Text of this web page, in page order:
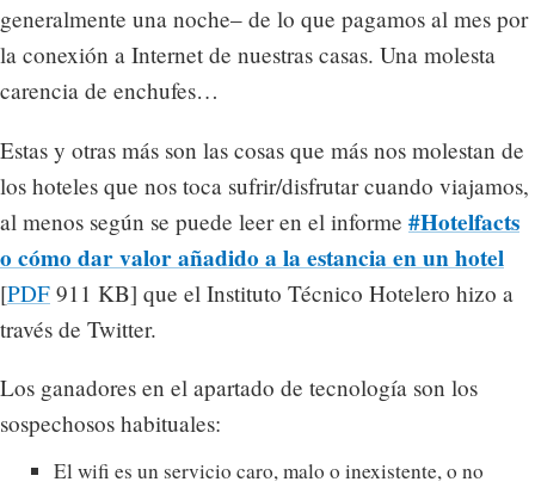
generalmente una noche– de lo que pagamos al mes por
la conexión a Internet de nuestras casas. Una molesta
carencia de enchufes…
Estas y otras más son las cosas que más nos molestan de
los hoteles que nos toca sufrir/disfrutar cuando viajamos,
al menos según se puede leer en el informe #Hotelfacts
o cómo dar valor añadido a la estancia en un hotel
[PDF 911 KB] que el Instituto Técnico Hotelero hizo a
través de Twitter.
Los ganadores en el apartado de tecnología son los
sospechosos habituales:
El wifi es un servicio caro, malo o inexistente, o no